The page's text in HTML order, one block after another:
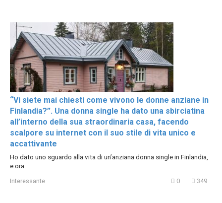
“Vi siete mai chiesti come vivono le donne anziane in
Finlandia?”. Una donna single ha dato una sbirciatina
all’interno della sua straordinaria casa, facendo
scalpore su internet con il suo stile di vita unico e
accattivante
Ho dato uno sguardo alla vita di un’anziana donna single in Finlandia,
e ora
Interessante 0 349